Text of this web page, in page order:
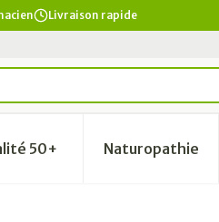
Livraison rapide
Régime, alimentation &
pour la catégorie
50+
Afficher le sous-menu pour
Naturopathie
Afficher